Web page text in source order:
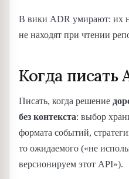
В вики ADR умирают: их
не находят при чтении
Когда писать
Писать, когда решение
без контекста: выбор
формата событий,
то ожидаемого («не
версионируем этот API»).